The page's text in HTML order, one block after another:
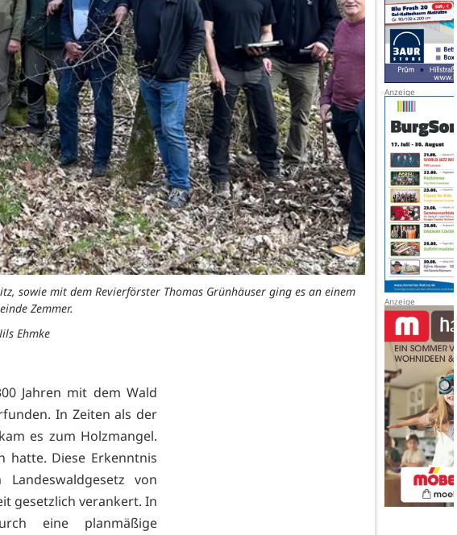
sowie mit dem Revierförster Thomas Grünhäuser ging es an einem
Zemmer.
Ehmke
Jahren mit dem Wald
In Zeiten als der
es zum Holzmangel.
hatte. Diese Erkenntnis
von
gesetzlich verankert. In
eine planmäßige